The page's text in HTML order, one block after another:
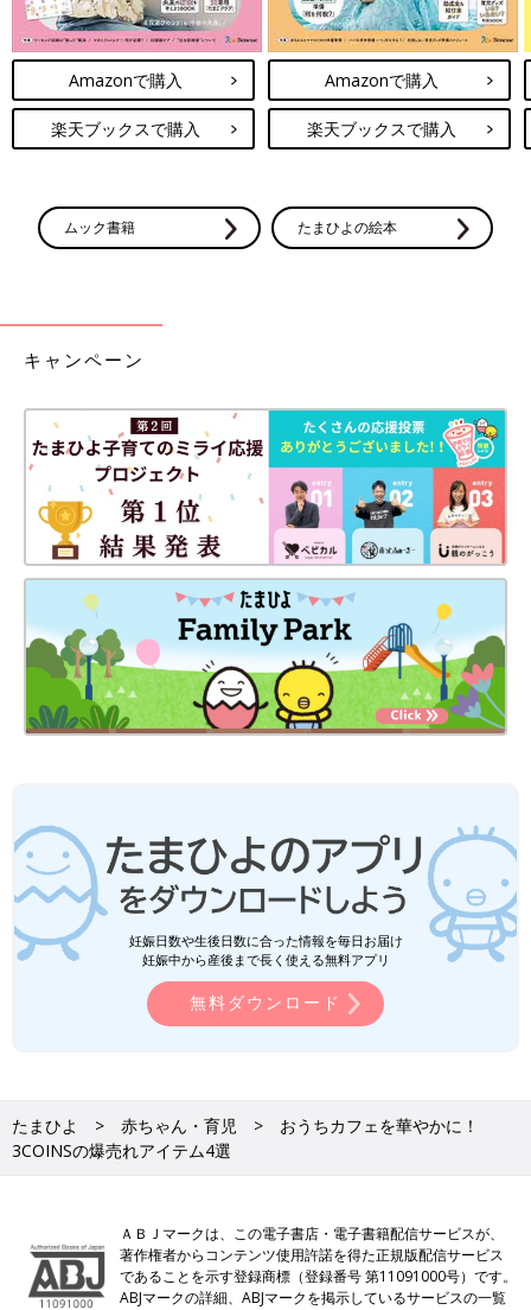
Amazonで購入
楽天ブックスで購入
Amazonで購入
楽天ブックスで購入
ムック書籍 たまひよの絵本
キャンペーン
妊娠日数や生後日数に合った情報を毎日お届け
妊娠中から産後まで長く使える無料アプリ
無料ダウンロード
たまひよ 赤ちゃん・育児
おうちカフェを華やかに！
3COINSの爆売れアイテム4選
ＡＢＪマークは、この電子書店・電子書籍配信サービスが、
著作権者からコンテンツ使用許諾を得た正規版配信サービス
であることを示す登録商標（登録番号 第11091000号）です。
ABJマークの詳細、ABJマークを掲示しているサービスの一覧